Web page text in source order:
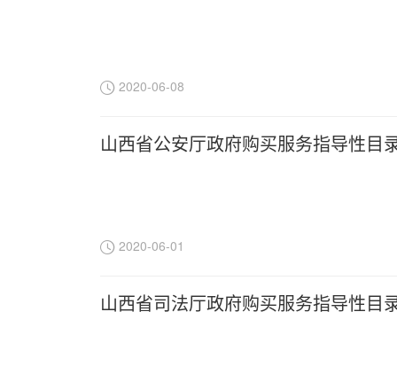
2020-06-08
山西省公安厅政府购买服务指导性目
2020-06-01
山西省司法厅政府购买服务指导性目